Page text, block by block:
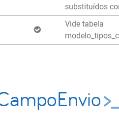
substituídos
Vide tabela